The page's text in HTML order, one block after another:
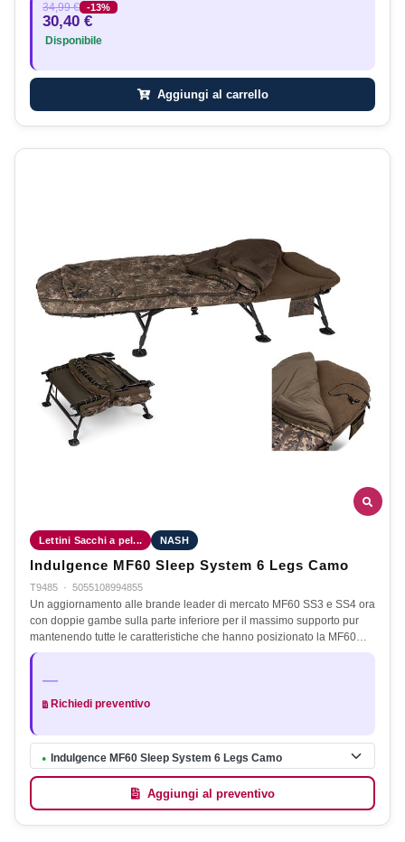
34,99 € -13%
30,40 €
Disponibile
Aggiungi al carrello
Lettini Sacchi a pel... NASH
Indulgence MF60 Sleep System 6 Legs Camo
T9485 · 5055108994855
Un aggiornamento alle brande leader di mercato MF60 SS3 e SS4 ora
con doppie gambe sulla parte inferiore per il massimo supporto pur
mantenendo tutte le caratteristiche che hanno posizionato la MF60…
—
Richiedi preventivo
● Indulgence MF60 Sleep System 6 Legs Camo
Aggiungi al preventivo